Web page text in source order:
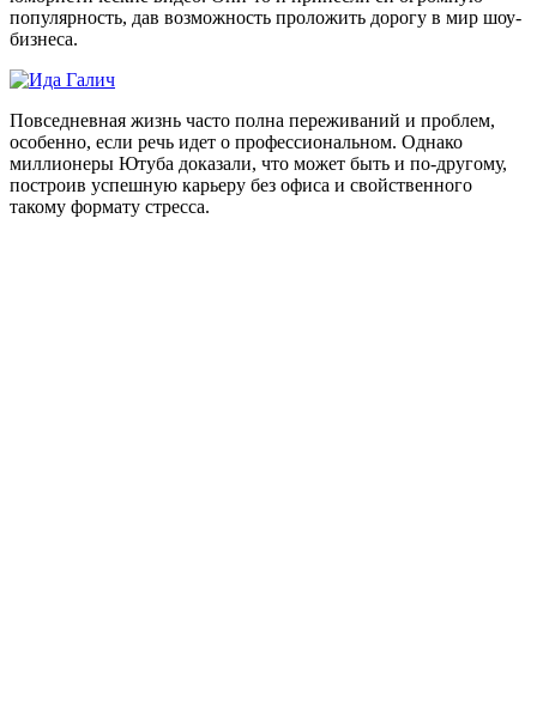
популярность, дав возможность проложить дорогу в мир шоу-
бизнеса.
Повседневная жизнь часто полна переживаний и проблем,
особенно, если речь идет о профессиональном. Однако
миллионеры Ютуба доказали, что может быть и по-другому,
построив успешную карьеру без офиса и свойственного
такому формату стресса.